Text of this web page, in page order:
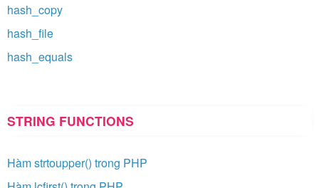
hash_copy
hash_file
hash_equals
STRING FUNCTIONS
Hàm strtoupper() trong PHP